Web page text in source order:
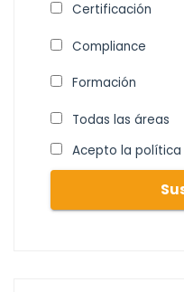
Certificación
Compliance
Formación
Todas las áreas
Acepto la